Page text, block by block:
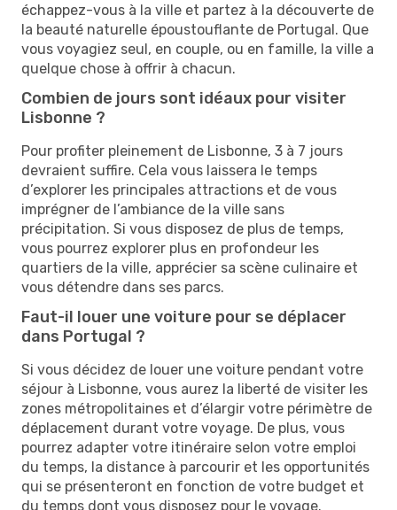
échappez-vous à la ville et partez à la découverte de
la beauté naturelle époustouflante de Portugal. Que
vous voyagiez seul, en couple, ou en famille, la ville a
quelque chose à offrir à chacun.
Combien de jours sont idéaux pour visiter
Lisbonne ?
Pour profiter pleinement de Lisbonne, 3 à 7 jours
devraient suffire. Cela vous laissera le temps
d’explorer les principales attractions et de vous
imprégner de l’ambiance de la ville sans
précipitation. Si vous disposez de plus de temps,
vous pourrez explorer plus en profondeur les
quartiers de la ville, apprécier sa scène culinaire et
vous détendre dans ses parcs.
Faut-il louer une voiture pour se déplacer
dans Portugal ?
Si vous décidez de louer une voiture pendant votre
séjour à Lisbonne, vous aurez la liberté de visiter les
zones métropolitaines et d’élargir votre périmètre de
déplacement durant votre voyage. De plus, vous
pourrez adapter votre itinéraire selon votre emploi
du temps, la distance à parcourir et les opportunités
qui se présenteront en fonction de votre budget et
du temps dont vous disposez pour le voyage.